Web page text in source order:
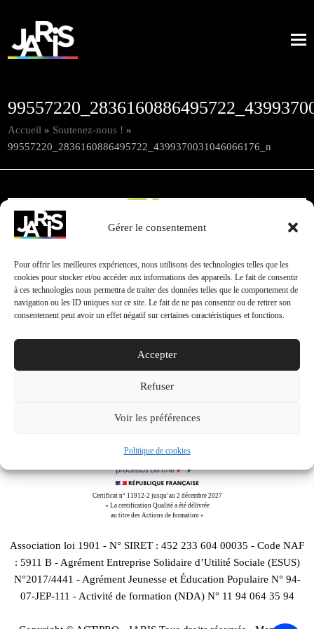
Gérer le consentement
Pour offrir les meilleures expériences, nous utilisons des technologies telles que les
cookies pour stocker et/ou accéder aux informations des appareils. Le fait de consentir
à ces technologies nous permettra de traiter des données telles que le comportement de
navigation ou les ID uniques sur ce site. Le fait de ne pas consentir ou de retirer son
consentement peut avoir un effet négatif sur certaines caractéristiques et fonctions.
Accepter
Refuser
Voir les préférences
Politique de cookies
Accueil » Soutenez-nous ! »
99557220_2836160886495722_4399370031046066176_n
Downloads:full (768x384)|medium (300x150)|thumbnail
Certificat n° 11912-2 jusqu’au 2 décembre 2027
« La certification Qualité a été délivrée
au titre des Actions de formation »
Association loi 1901 - N° SIRET : 452 233 604 00035 - Code NAF
: 5911 B - Agrément Entreprise Solidaire d’Utilité Sociale (ESUS)
N°2017/4441 - Agrément Jeunesse et Éducation Populaire N° 94-
07-JEP-111 - Activité de formation (NDA) N° 11 94 064 35 94